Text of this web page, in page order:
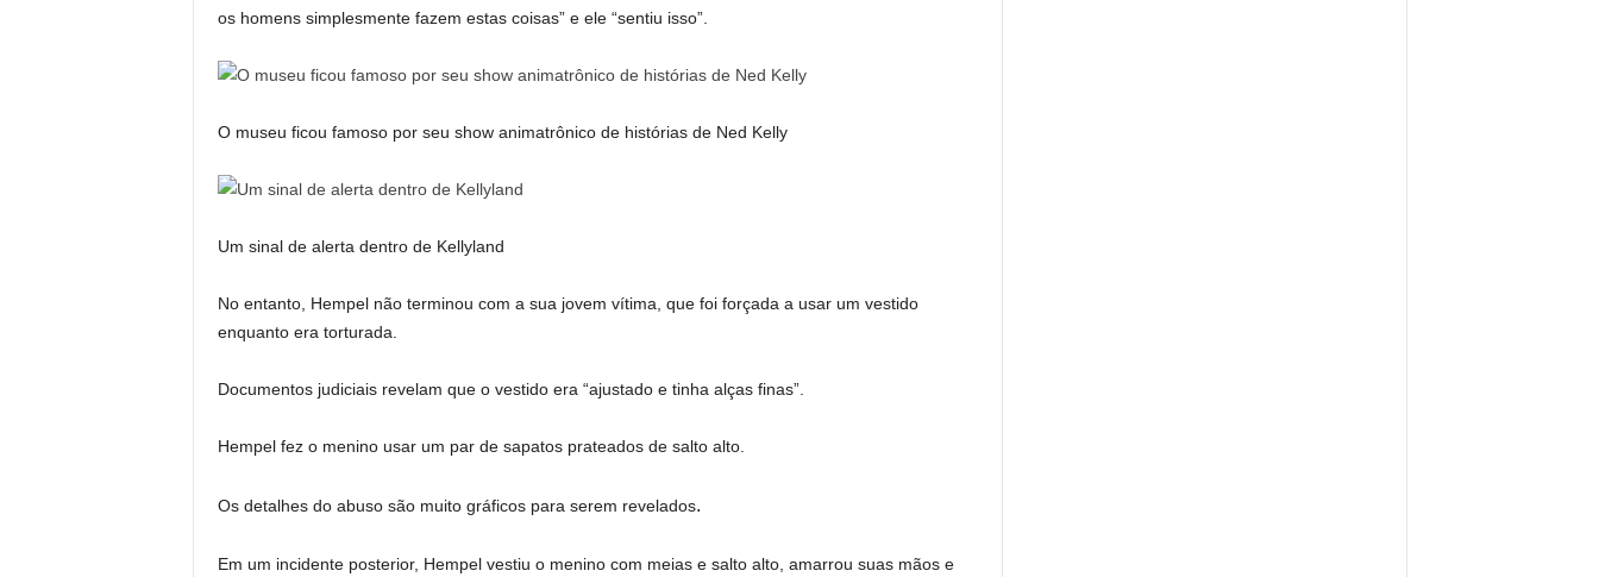
os homens simplesmente fazem estas coisas” e ele “sentiu isso”.
O museu ficou famoso por seu show animatrônico de histórias de Ned Kelly
Um sinal de alerta dentro de Kellyland
No entanto, Hempel não terminou com a sua jovem vítima, que foi forçada a usar um vestido
enquanto era torturada.
Documentos judiciais revelam que o vestido era “ajustado e tinha alças finas”.
Hempel fez o menino usar um par de sapatos prateados de salto alto.
Os detalhes do abuso são muito gráficos para serem revelados.
Em um incidente posterior, Hempel vestiu o menino com meias e salto alto, amarrou suas mãos e